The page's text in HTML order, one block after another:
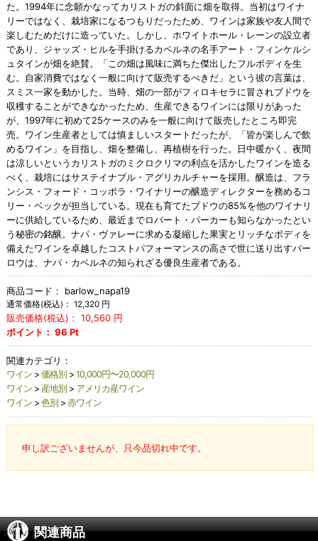
た。1994年に念願かなってカリストガの斜面に畑を取得。当初はワイナ
リーではなく、栽培家になるつもりだったため、ワインは家族や友人間で
楽しむためだけに造っていた。しかし、ホワイトホール・レーンの設立者
であり、ジャッズ・ヒルを手掛けるカベルネの名手アート・フィンケルシ
ュタインが畑を絶賛。「この畑は風味に満ちた傑出したフルボディを生
む。自家消費ではなく一般に向けて販売するべきだ」という彼の言葉は、
スミス一家を動かした。当時、畑の一部がフィロキセラに冒されブドウを
収穫することができなかったため、生産できるワインには限りがあった
が、1997年に初めて25ケースのみを一般に向けて販売したところ即完
売。ワイン生産者としては慎ましいスタートだったが、「皆が楽しんで飲
めるワイン」を目指し、畑を整備し、再植樹を行った。日中暖かく、夜間
は涼しいというカリストガのミクロクリマの利点を活かしたワインを造る
べく、栽培にはサステイナブル・アグリカルチャーを採用。醸造は、フラ
ンシス・フォード・コッポラ・ワイナリーの醸造ディレクターを務めるコ
リー・ベックが担当している。現在も育てたブドウの85%を他のワイナリ
ーに供給しているため、最近までロバート・パーカーも知らなかったとい
う秘密の銘醸。ナパ・ヴァレーに求める凝縮した果実とリッチなボディを
備えたワインを卓越したコストパフォーマンスの高さで世に送り出すバー
ロウは、ナパ・カベルネの知られざる優良生産者である。
商品コード： barlow_napa19
通常価格(税込)： 12,320円
販売価格(税込)： 10,560円
ポイント： 96 Pt
関連カテゴリ：
ワイン> 価格別 > 10,000円〜20,000円
ワイン> 産地別 > アメリカ産ワイン
ワイン> 色別 > 赤ワイン
申し訳ございませんが、只今品切れ中です。
関連商品